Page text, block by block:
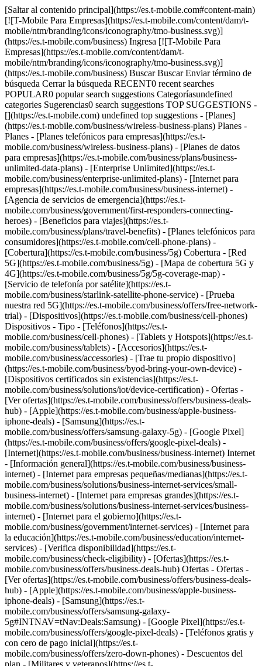
[Saltar al contenido principal](https://es.t-mobile.com#content-main) [![T-Mobile Para Empresas](https://es.t-mobile.com/content/dam/t-mobile/ntm/branding/icons/iconography/tmo-business.svg)](https://es.t-mobile.com/business) Ingresa [![T-Mobile Para Empresas](https://es.t-mobile.com/content/dam/t-mobile/ntm/branding/icons/iconography/tmo-business.svg)](https://es.t-mobile.com/business) Buscar Buscar Enviar término de búsqueda Cerrar la búsqueda RECENT0 recent searches POPULAR0 popular search suggestions Categoríasundefined categories Sugerencias0 search suggestions TOP SUGGESTIONS - [](https://es.t-mobile.com) undefined top suggestions - [Planes](https://es.t-mobile.com/business/wireless-business-plans) Planes - Planes - [Planes telefónicos para empresas](https://es.t-mobile.com/business/wireless-business-plans) - [Planes de datos para empresas](https://es.t-mobile.com/business/plans/business-unlimited-data-plans) - [Enterprise Unlimited](https://es.t-mobile.com/business/enterprise-unlimited-plans) - [Internet para empresas](https://es.t-mobile.com/business/business-internet) - [Agencia de servicios de emergencia](https://es.t-mobile.com/business/government/first-responders-connecting-heroes) - [Beneficios para viajes](https://es.t-mobile.com/business/plans/travel-benefits) - [Planes telefónicos para consumidores](https://es.t-mobile.com/cell-phone-plans) - [Cobertura](https://es.t-mobile.com/business/5g) Cobertura - [Red 5G](https://es.t-mobile.com/business/5g) - [Mapa de cobertura 5G y 4G](https://es.t-mobile.com/business/5g/5g-coverage-map) - [Servicio de telefonía por satélite](https://es.t-mobile.com/business/starlink-satellite-phone-service) - [Prueba nuestra red 5G](https://es.t-mobile.com/business/offers/free-network-trial) - [Dispositivos](https://es.t-mobile.com/business/cell-phones) Dispositivos - Tipo - [Teléfonos](https://es.t-mobile.com/business/cell-phones) - [Tablets y Hotspots](https://es.t-mobile.com/business/tablets) - [Accesorios](https://es.t-mobile.com/business/accessories) - [Trae tu propio dispositivo](https://es.t-mobile.com/business/byod-bring-your-own-device) - [Dispositivos certificados sin existencias](https://es.t-mobile.com/business/solutions/iot/device-certification) - Ofertas - [Ver ofertas](https://es.t-mobile.com/business/offers/business-deals-hub) - [Apple](https://es.t-mobile.com/business/apple-business-iphone-deals) - [Samsung](https://es.t-mobile.com/business/offers/samsung-galaxy-5g) - [Google Pixel](https://es.t-mobile.com/business/offers/google-pixel-deals) - [Internet](https://es.t-mobile.com/business/business-internet) Internet - [Información general](https://es.t-mobile.com/business/business-internet) - [Internet para empresas pequeñas/medianas](https://es.t-mobile.com/business/solutions/business-internet-services/small-business-internet) - [Internet para empresas grandes](https://es.t-mobile.com/business/solutions/business-internet-services/business-internet) - [Internet para el gobierno](https://es.t-mobile.com/business/government/internet-services) - [Internet para la educación](https://es.t-mobile.com/business/education/internet-services) - [Verifica disponibilidad](https://es.t-mobile.com/business/check-eligibility) - [Ofertas](https://es.t-mobile.com/business/offers/business-deals-hub) Ofertas - Ofertas - [Ver ofertas](https://es.t-mobile.com/business/offers/business-deals-hub) - [Apple](https://es.t-mobile.com/business/apple-business-iphone-deals) - [Samsung](https://es.t-mobile.com/business/offers/samsung-galaxy-5g#INTNAV=tNav:Deals:Samsung) - [Google Pixel](https://es.t-mobile.com/business/offers/google-pixel-deals) - [Teléfonos gratis y con cero de pago inicial](https://es.t-mobile.com/business/offers/zero-down-phones) - Descuentos del plan - [Militares y veteranos](https://es.t-mobile.com/business/offers/military-discount-plans) - [Miembros de servicios de emergencia](https://es.t-mobile.com/business/offers/first-responder-discount-phone-plans) - [Soluciones](https://es.t-mobile.com/business/solutions) Soluciones - Soluciones - [Información general](https://es.t-mobile.com/business/solutions) - [Internet para empresas](https://es.t-mobile.com/business/business-internet) - [Internet de las cosas](https://es.t-mobile.com/business/solutions/iot) - [Redes avanzadas](https://es.t-mobile.com/business/solutions/5g-advanced-solutions) - [Productividad](https://es.t-mobile.com/business/solutions/productivity) - [Seguridad](https://es.t-mobile.com/business/solutions/security) - [Comunicaciones basadas en IA](https://es.t-mobile.com/business/solutions/dialpad) - Segmentos e industrias - [Pequeña/mediana empresa](https://es.t-mobile.com/business/small-midsize-business) - [Compañía](https://es.t-mobile.com/business/enterprise) - [Gobierno](https://es.t-mobile.com/business/government) - [Educación](https://es.t-mobile.com/business/education) - [T-Priority](https://es.t-mobile.com/t-priority) - [Industrias](https://es.t-mobile.com/business/industry-solutions) - Recursos - [Por qué T-Mobile](https://es.t-mobile.com/business/why-tmobile) - [Historias de clientes](https://es.t-mobile.com/business/why-tmobile/customer-success-stories) - [Cambiar de operador móvil](https://es.t-mobile.com/business/switch-phone-carriers) - [Beneficios](https://es.t-mobile.com/business/benefits/magenta-status) - [T-Platform](https://es.t-mobile.com/business/solutions/t-platform) - [Premios Innovate](https://es.t-mobile.com/business/customer-innovate-awards) - [Socios](https://es.t-mobile.com) Socios - [Programa de socios](https://es.t-mobile.com/business/partner-recruitment) - [Ingreso al portal | Registrarse](https://businesspartners.t-mobile.com?INTNAV=tNav%3APartners%3APortalLoginRegister) [Contáctanos](https://es.t-mobile.com/business/b2b-contact-information) Contáctanos - [Ventas: 833-390-1896](tel:1-833-390-1896) - [Asistencia: 844-211-5308](tel:1-844-211-5308) - [Comunícate con ventas](https://es.t-mobile.com/business/b2b-contact-information/form) [Encuentra una tienda](https://es.t-mobile.com/stores/i/business) [Carrito](https://es.t-mobile.com/business/cart) Buscar Buscar Enviar término de búsqueda Cerrar la búsqueda RECENT0 recent searches POPULAR0 popular search suggestions Categoríasundefined categories Sugerencias0 search suggestions TOP SUGGESTIONS - [](https://es.t-mobile.com) undefined top suggestions Cómo empezar Mi cuenta [Ingresar](https://tfb.t-mobile.com/) [Volver al tablero](https://es.t-mobile.com/account/dashboard) más de T-Mobile - [Wireless (Móvil)](https://es.t-mobile.com/) - [Empresas](https://es.t-mobile.com/business) - [Prepagado](https://es.prepaid.t-mobile.com/home) - [Internet](https://es.t-mobile.com/home-internet) - [T-Priority](https://es.t-mobile.com/t-priority) - [SuperMobile](https://es.t-mobile.com/business/plans/supermobile) [](https://es.t-mobile.com) # T-Mobile está preparando el camino hoy para los autos conectados del mañana. ## T-Mobile está preparando el camino hoy para los autos conectados del mañana. COMPARTE ESTE ARTÍCULO: [![](https://es.t-mobile.com/content/dam/digx/tmobile/us/en/branding/icons/Linked-In-icon.png)](https://www.linkedin.com/uas/login?session_redirect=https%3A%2F%2Fwww.linkedin.com%2FshareArticle%3Furl%3Dhttps%3A%2F%2Fwww.t-mobile.com%2Fbusiness%2Fresources%2Farticle%2Fpaving-the-way-with-connected-car-technology) [![](https://es.t-mobile.com/content/dam/digx/tmobile/us/en/branding/icons/Facebook-icon.png)](https://www.facebook.com/sharer/sharer.php?u=https%3A%2F%2Fwww.t-mobile.com%2Fbusiness%2Fresources%2Farticle%2Fpaving-the-way-with-connected-car-technology) [![](https://es.t-mobile.com/content/dam/digx/tmobile/us/en/branding/icons/Twitter-icon.png)](https://twitter.com/intent/tweet?url=https%3A%2F%2Fwww.t-mobile.com%2Fbusiness%2Fresources%2Farticle%2Fpaving-the-way-with-connected-car-technology&text=How%20Mobility%20Can%20Help%20Cut%20Friction%20from%20Customer%20Experiences) Por [Dave Sullivan](https://www.linkedin.com/in/dsulli37/) *Dave Sullivan trabajó para Ford y Panasonic Automotive y se desempeñó como analista de la industria automotriz en AutoPacific ofreciendo perspectivas a los medios, líderes ejecutivos y una gran diversidad de interesados del sector. Es un formador de opiniones y aparece con regularidad en The Wall Street Journal, USA Today, Automotive News y muchas otras publicaciones de nivel mundial. Su experiencia también incluye haber iniciado una nueva unidad de negocios para Boyd Corporation con soluciones de gestión térmica para baterías de vehículos eléctricos, inversores, transformadores y cargadores integrados. Actualmente lidera iniciativas colaborativas con proveedores y fabricantes de equipos originales (OEM) para promover y desarrollar el uso de plásticos ligeros.* __¿Quién quiere un auto con tecnología obsoleta? Nadie.__ [Tuitear esto , opens in a new window](https://twitter.com/intent/tweet?url=https%3A%2F%2Fwww.t-mobile.com%2Fbusiness%2Fresources%2Farticles%2Fpaving-the-way-with-connected-car-technology&text=%0A%20%20%20%20%20%20%20%20%20%20%20%20%20%20%20%20Who%20wants%20a%20car%20with%20dated%20technology%3F%20Nobody.%0A%09%09%09%09%0A%20%20%20%20%20%20%20%20%20%20%20%20%20%20%20%20%20-) Es 2009. Viste una buena oferta en el periódico para comprar un coche nuevo. Visitas al concesionario y compras tu nuevo auto. Estás encantado de que tu nuevo auto tenga un puerto USB para enchufar tu iPod con conector de 30 pines para escuchar esa nueva canción de Lady Gaga. Tu auto también cuenta con un reproductor de CD, pero ¿para qué querrías usarlo si el iPod puede almacenar miles de canciones? Avanzamos hasta 2021. Todavía tienes el mismo auto. Ya no tienes ese iPod con conector de 30 pines por